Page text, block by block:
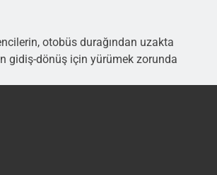
otobüs durağından uzakta
gidiş-dönüş için yürümek zorunda